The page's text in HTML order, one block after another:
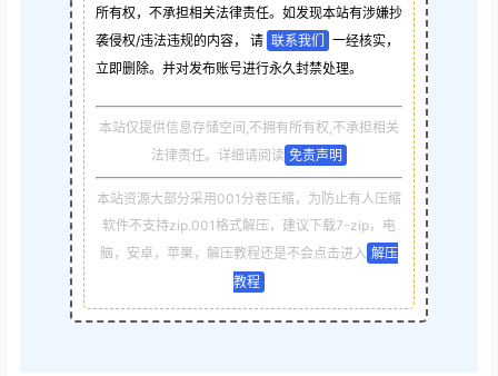
所有权，不承担相关法律责任。如发现本站有涉嫌抄
袭侵权/违法违规的内容， 请 联系我们
一经核实，
立即删除。并对发布账号进行永久封禁处理。
本站仅提供信息存储空间,不拥有所有权,不承担相关
法律责任。详细请阅读 免责声明
本站资源大部分采用001分卷压缩，为防止有人压缩
软件不支持zip.001格式解压，建议下载7-zip，电
脑，安卓，苹果，解压教程还是不会点击进入 解压
教程